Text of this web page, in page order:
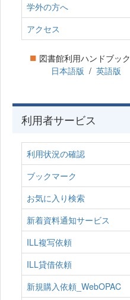
学外の方へ
アクセス
■ 図書館利用ハンドブック
日本語版 / 英語版
利用者サービス
利用状況の確認
ブックマーク
お気に入り検索
新着資料通知サービス
ILL複写依頼
ILL貸借依頼
新規購入依頼_WebOPAC